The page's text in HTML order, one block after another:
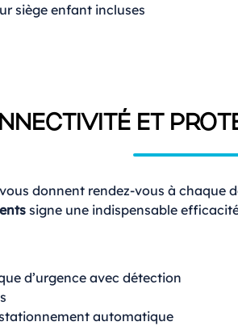
siège enfant incluses
ET
donnent rendez-vous à chaque
signe une indispensable
d’urgence avec détection
stationnement automatique